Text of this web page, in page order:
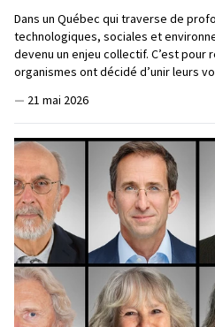
Dans un Québec qui traverse de
technologiques, sociales et
devenu un enjeu collectif. C’est pour
organismes ont décidé d’unir leurs
— 21 mai 2026